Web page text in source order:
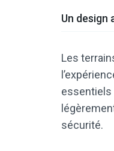
Un design
Les
essentiels
sécurité.